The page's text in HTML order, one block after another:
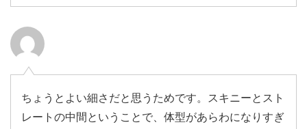
ちょうとよい細さだと思うためです。スキニーとスト
レートの中間ということで、体型があらわになりすぎ